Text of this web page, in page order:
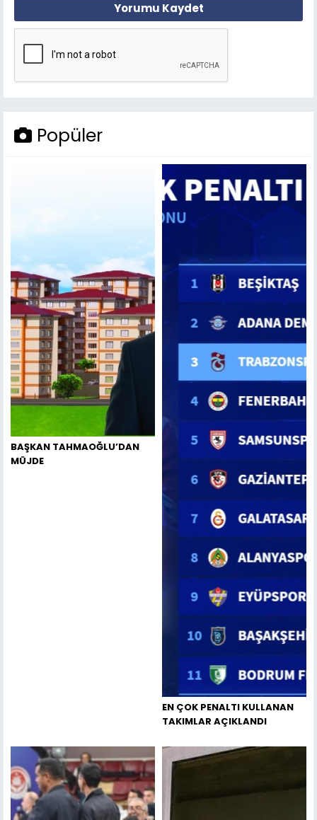
Yorumu Kaydet
Popüler
BAŞKAN TAHMAOĞLU’DAN
MÜJDE
EN ÇOK PENALTI KULLANAN
TAKIMLAR AÇIKLANDI